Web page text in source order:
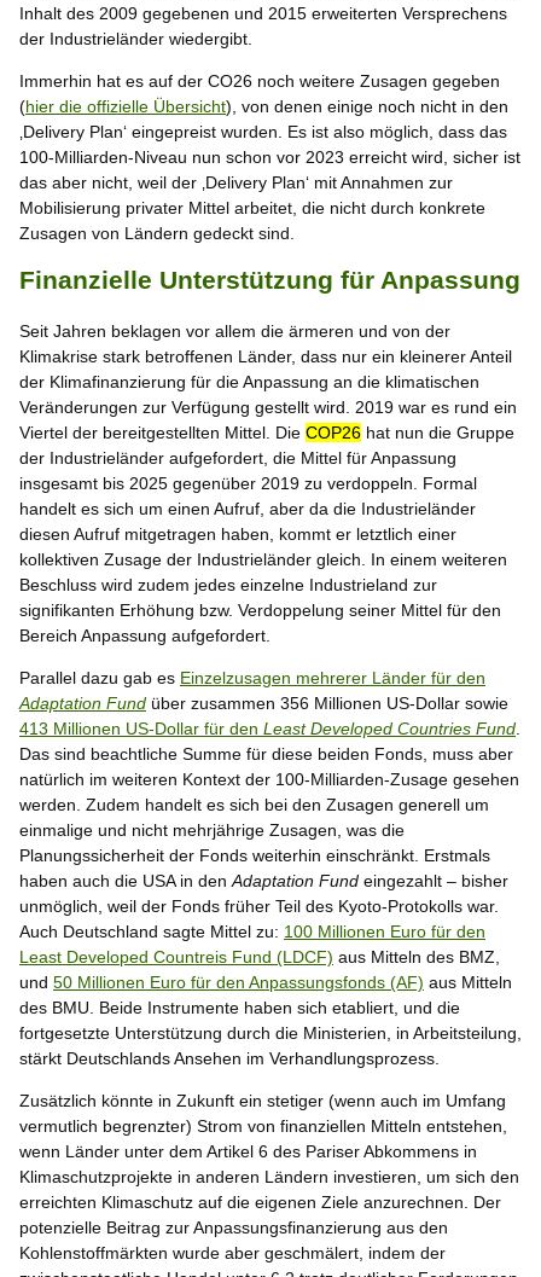
Inhalt des 2009 gegebenen und 2015 erweiterten Versprechens
der Industrieländer wiedergibt.
Immerhin hat es auf der CO26 noch weitere Zusagen gegeben
(hier die offizielle Übersicht), von denen einige noch nicht in den
‚Delivery Plan‘ eingepreist wurden. Es ist also möglich, dass das
100-Milliarden-Niveau nun schon vor 2023 erreicht wird, sicher ist
das aber nicht, weil der ‚Delivery Plan‘ mit Annahmen zur
Mobilisierung privater Mittel arbeitet, die nicht durch konkrete
Zusagen von Ländern gedeckt sind.
Finanzielle Unterstützung für Anpassung
Seit Jahren beklagen vor allem die ärmeren und von der
Klimakrise stark betroffenen Länder, dass nur ein kleinerer Anteil
der Klimafinanzierung für die Anpassung an die klimatischen
Veränderungen zur Verfügung gestellt wird. 2019 war es rund ein
Viertel der bereitgestellten Mittel. Die COP26 hat nun die Gruppe
der Industrieländer aufgefordert, die Mittel für Anpassung
insgesamt bis 2025 gegenüber 2019 zu verdoppeln. Formal
handelt es sich um einen Aufruf, aber da die Industrieländer
diesen Aufruf mitgetragen haben, kommt er letztlich einer
kollektiven Zusage der Industrieländer gleich. In einem weiteren
Beschluss wird zudem jedes einzelne Industrieland zur
signifikanten Erhöhung bzw. Verdoppelung seiner Mittel für den
Bereich Anpassung aufgefordert.
Parallel dazu gab es Einzelzusagen mehrerer Länder für den
Adaptation Fund über zusammen 356 Millionen US-Dollar sowie
413 Millionen US-Dollar für den Least Developed Countries Fund
Das sind beachtliche Summe für diese beiden Fonds, muss aber
natürlich im weiteren Kontext der 100-Milliarden-Zusage gesehen
werden. Zudem handelt es sich bei den Zusagen generell um
einmalige und nicht mehrjährige Zusagen, was die
Planungssicherheit der Fonds weiterhin einschränkt. Erstmals
haben auch die USA in den Adaptation Fund eingezahlt – bisher
unmöglich, weil der Fonds früher Teil des Kyoto-Protokolls war.
Auch Deutschland sagte Mittel zu: 100 Millionen Euro für den
Least Developed Countreis Fund (LDCF) aus Mitteln des BMZ,
und 50 Millionen Euro für den Anpassungsfonds (AF) aus Mitteln
des BMU. Beide Instrumente haben sich etabliert, und die
fortgesetzte Unterstützung durch die Ministerien, in Arbeitsteilung,
stärkt Deutschlands Ansehen im Verhandlungsprozess.
Zusätzlich könnte in Zukunft ein stetiger (wenn auch im Umfang
vermutlich begrenzter) Strom von finanziellen Mitteln entstehen,
wenn Länder unter dem Artikel 6 des Pariser Abkommens in
Klimaschutzprojekte in anderen Ländern investieren, um sich den
erreichten Klimaschutz auf die eigenen Ziele anzurechnen. Der
potenzielle Beitrag zur Anpassungsfinanzierung aus den
Kohlenstoffmärkten wurde aber geschmälert, indem der